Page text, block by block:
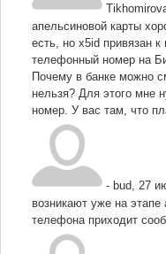
апельсиновой карты
есть, но х5id привязан
телефонный номер на
Почему в банке можно
нельзя? Для этого мне
номер. У вас там, что
- bud 27
возникают уже на
телефона приходит